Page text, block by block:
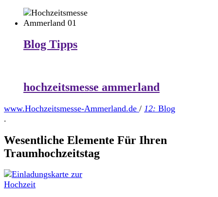
Blog Tipps
hochzeitsmesse ammerland
www.Hochzeitsmesse-Ammerland.de / 12: Blog
.
Wesentliche Elemente Für Ihren
Traumhochzeitstag